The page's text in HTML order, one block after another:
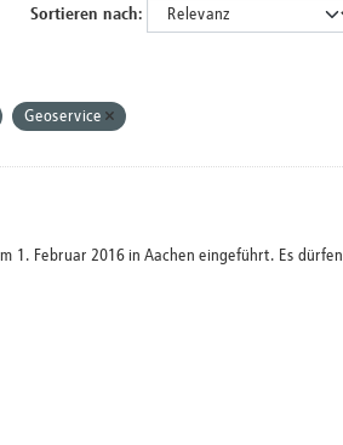
Sortieren nach
Geoservice
1. Februar 2016 in Aachen eingeführt. Es dürfen